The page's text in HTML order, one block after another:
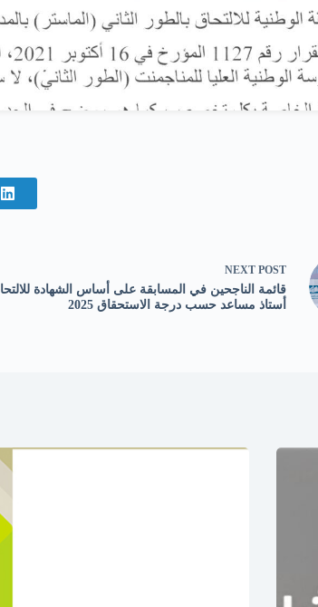
NEXT POST
قائمة الناجحين في المسابقة على أساس الشهادة
أستاذ مساعد حسب درجة الاستحقاق 2025